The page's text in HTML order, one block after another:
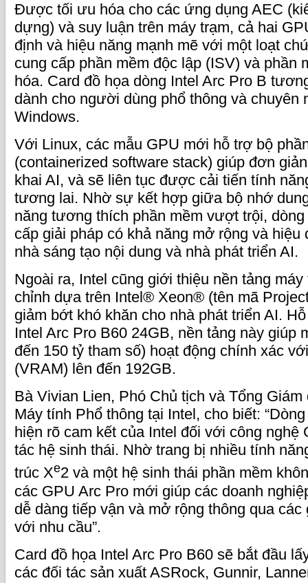
Được tối ưu hóa cho các ứng dụng AEC
dựng) và suy luận trên máy trạm, cả hai
định và hiệu năng mạnh mẽ với một loạt
cung cấp phần mềm độc lập (ISV) và phần
hóa. Card đồ họa dòng Intel Arc Pro B
dành cho người dùng phổ thông và chuyên
Windows.
Với Linux, các mẫu GPU mới hỗ trợ bộ
(containerized software stack) giúp đơn
khai AI, và sẽ liên tục được cải tiến tính
tương lai. Nhờ sự kết hợp giữa bộ nhớ
năng tương thích phần mềm vượt trội,
cấp giải pháp có khả năng mở rộng và hiệu
nhà sáng tạo nội dung và nhà phát triển AI.
Ngoài ra, Intel cũng giới thiệu nền tảng
chỉnh dựa trên Intel® Xeon® (tên mã
giảm bớt khó khăn cho nhà phát triển AI.
Intel Arc Pro B60 24GB, nền tảng này giúp
đến 150 tỷ tham số) hoạt động chính xác
(VRAM) lên đến 192GB.
Bà Vivian Lien, Phó Chủ tịch và Tổng
Máy tính Phổ thông tại Intel, cho biết:
hiện rõ cam kết của Intel đối với công nghệ
tác hệ sinh thái. Nhờ trang bị nhiều tính
trúc Xe2 và một hệ sinh thái phần mềm
các GPU Arc Pro mới giúp các doanh
dễ dàng tiếp vận và mở rộng thông qua
với nhu cầu”.
Card đồ họa Intel Arc Pro B60 sẽ bắt đầu
các đối tác sản xuất ASRock, Gunnir,